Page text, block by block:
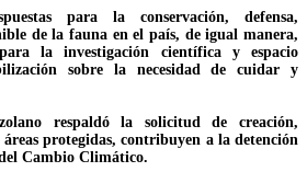
para la conservación, defensa,
de la fauna en el país, de igual manera,
la investigación científica y espacio
sobre la necesidad de cuidar y
respaldó la solicitud de creación,
protegidas, contribuyen a la detención
Cambio Climático.